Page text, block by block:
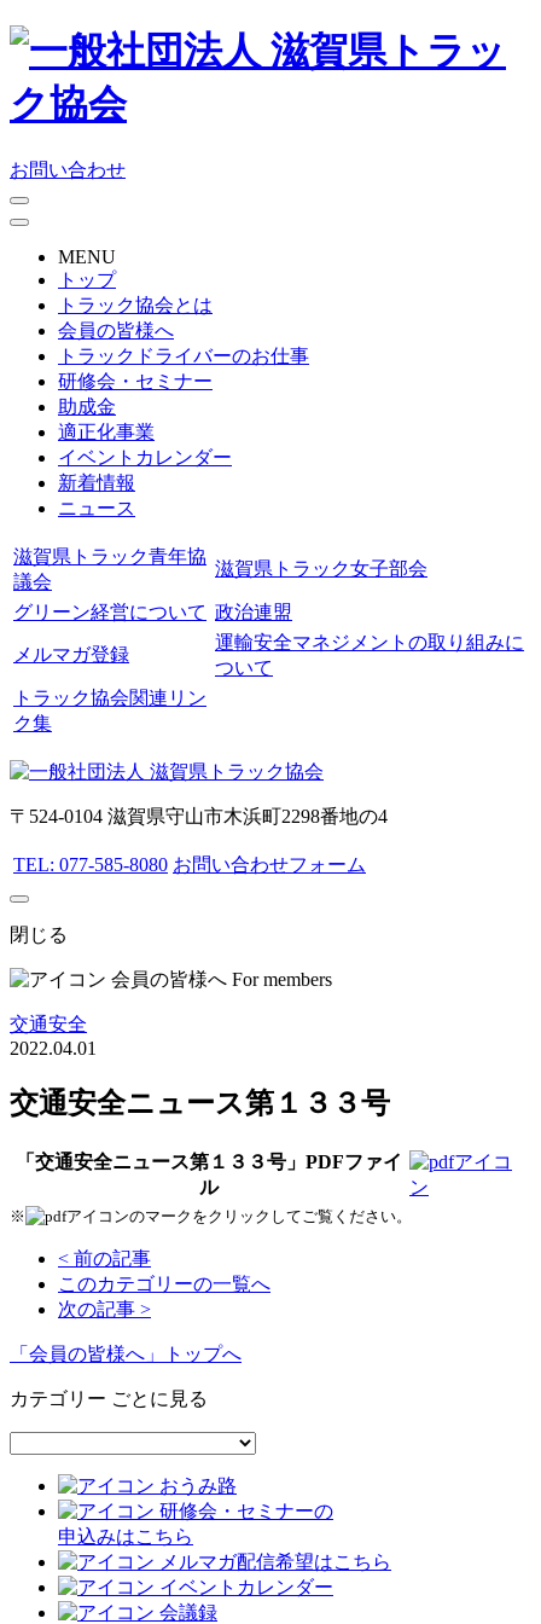
お問い合わせ
MENU
トップ
トラック協会とは
会員の皆様へ
トラックドライバーのお仕事
研修会・セミナー
助成金
適正化事業
イベントカレンダー
新着情報
ニュース
滋賀県トラック青年協
議会
滋賀県トラック女子部会
グリーン経営について 政治連盟
メルマガ登録
運輸安全マネジメントの取り組みに
ついて
トラック協会関連リン
ク集
〒524-0104 滋賀県守山市木浜町2298番地の4
TEL: 077-585-8080 お問い合わせフォーム
閉じる
会員の皆様へ For members
交通安全
2022.04.01
交通安全ニュース第１３３号
「交通安全ニュース第１３３号」PDFファイ
ル
※ のマークをクリックしてご覧ください。
< 前の記事
このカテゴリーの一覧へ
次の記事 >
「会員の皆様へ」トップへ
カテゴリー ごとに見る
おうみ路
研修会・セミナーの
申込みはこちら
メルマガ配信希望はこちら
イベントカレンダー
会議録